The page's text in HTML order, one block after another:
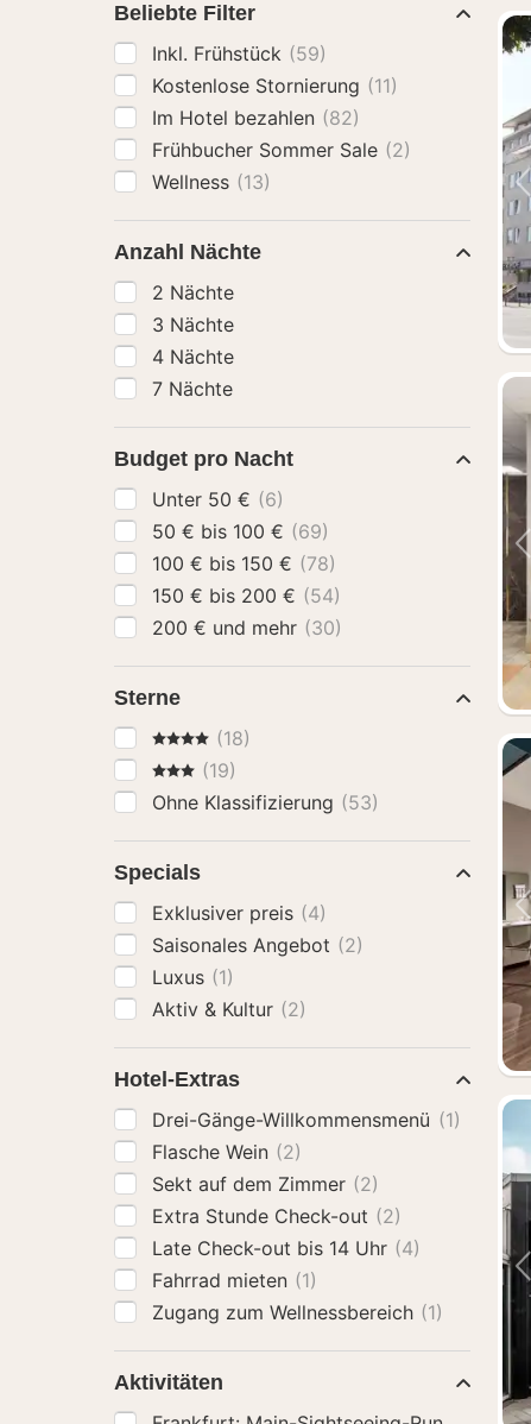
Beliebte Filter
Inkl. Frühstück (59)
Kostenlose Stornierung (11)
Im Hotel bezahlen (82)
Frühbucher Sommer Sale (2)
Wellness (13)
Anzahl Nächte
2 Nächte
3 Nächte
4 Nächte
7 Nächte
Budget pro Nacht
Unter 50 € (6)
50 € bis 100 € (69)
100 € bis 150 € (78)
150 € bis 200 € (54)
200 € und mehr (30)
Sterne
4 Sterne(18)
3 Sterne
(19)
Ohne Klassifizierung (53)
Specials
Exklusiver preis (4)
Saisonales Angebot (2)
Luxus (1)
Aktiv & Kultur (2)
Hotel-Extras
Drei-Gänge-Willkommensmenü (1)
Flasche Wein (2)
Sekt auf dem Zimmer (2)
Extra Stunde Check-out (2)
Late Check-out bis 14 Uhr (4)
Fahrrad mieten (1)
Zugang zum Wellnessbereich (1)
Aktivitäten